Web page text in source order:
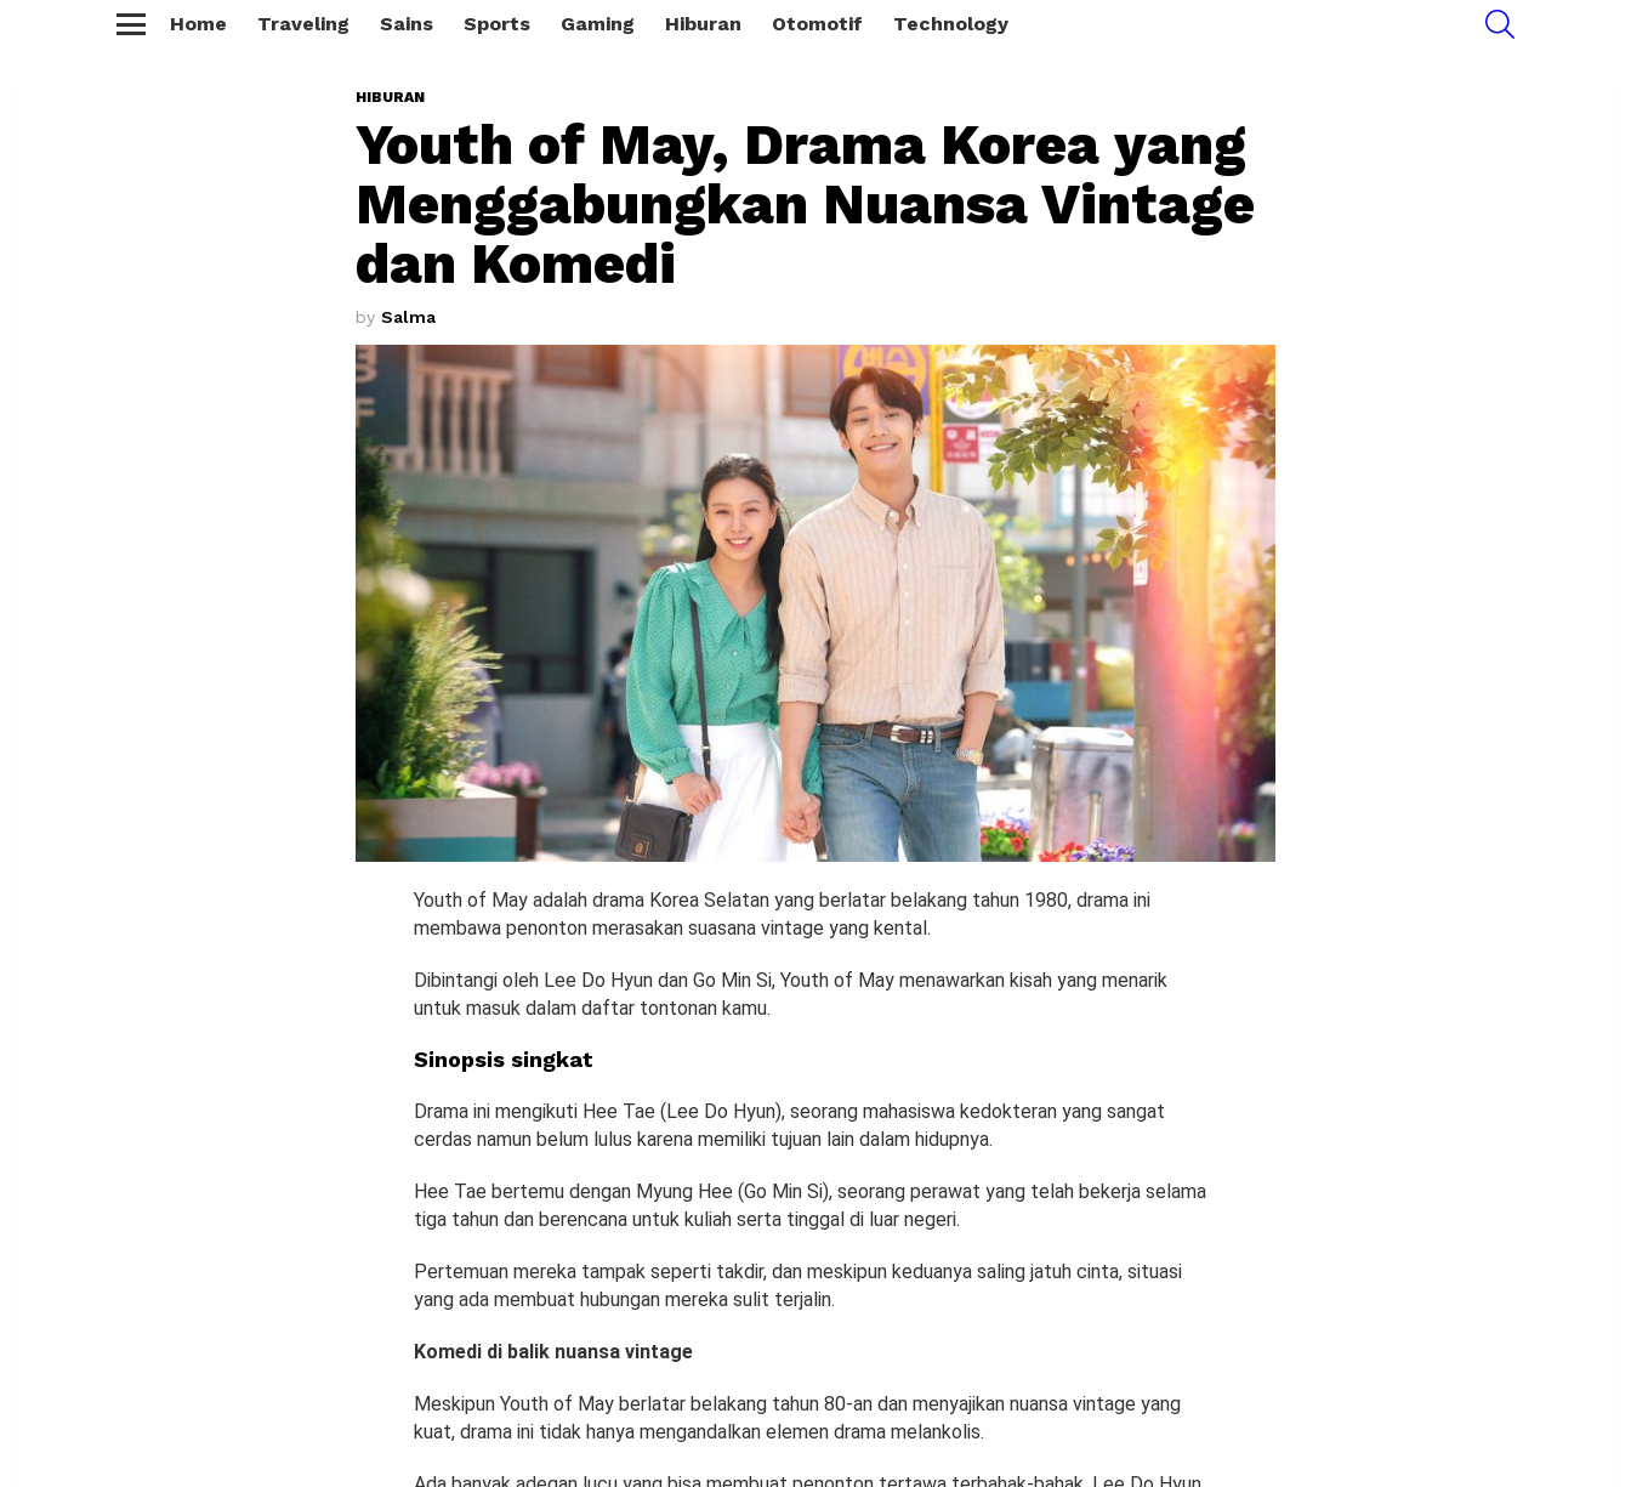
Home Traveling Sains Sports Gaming Hiburan Otomotif Technology
HIBURAN
Youth of May, Drama Korea yang
Menggabungkan Nuansa Vintage
dan Komedi
by Salma
Youth of May adalah drama Korea Selatan yang berlatar belakang tahun 1980, drama ini
membawa penonton merasakan suasana vintage yang kental.
Dibintangi oleh Lee Do Hyun dan Go Min Si, Youth of May menawarkan kisah yang menarik
untuk masuk dalam daftar tontonan kamu.
Sinopsis singkat
Drama ini mengikuti Hee Tae (Lee Do Hyun), seorang mahasiswa kedokteran yang sangat
cerdas namun belum lulus karena memiliki tujuan lain dalam hidupnya.
Hee Tae bertemu dengan Myung Hee (Go Min Si), seorang perawat yang telah bekerja selama
tiga tahun dan berencana untuk kuliah serta tinggal di luar negeri.
Pertemuan mereka tampak seperti takdir, dan meskipun keduanya saling jatuh cinta, situasi
yang ada membuat hubungan mereka sulit terjalin.
Komedi di balik nuansa vintage
Meskipun Youth of May berlatar belakang tahun 80-an dan menyajikan nuansa vintage yang
kuat, drama ini tidak hanya mengandalkan elemen drama melankolis.